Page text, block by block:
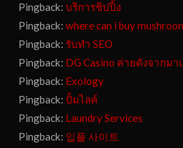
Pingback:บริการชิปปิ้ง
Pingback:where can i buy
Pingback: รับทำ SEO
Pingback: DG Casino ค่ายดังจากมา
Pingback: Exology
Pingback:ปั้มไลค์
Pingback: Laundry Services
Pingback: 입플 사이트